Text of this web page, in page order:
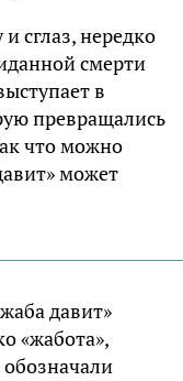
сглаз, нередко
смерти
в
превращались
что можно
может
давит»
«жабота»,